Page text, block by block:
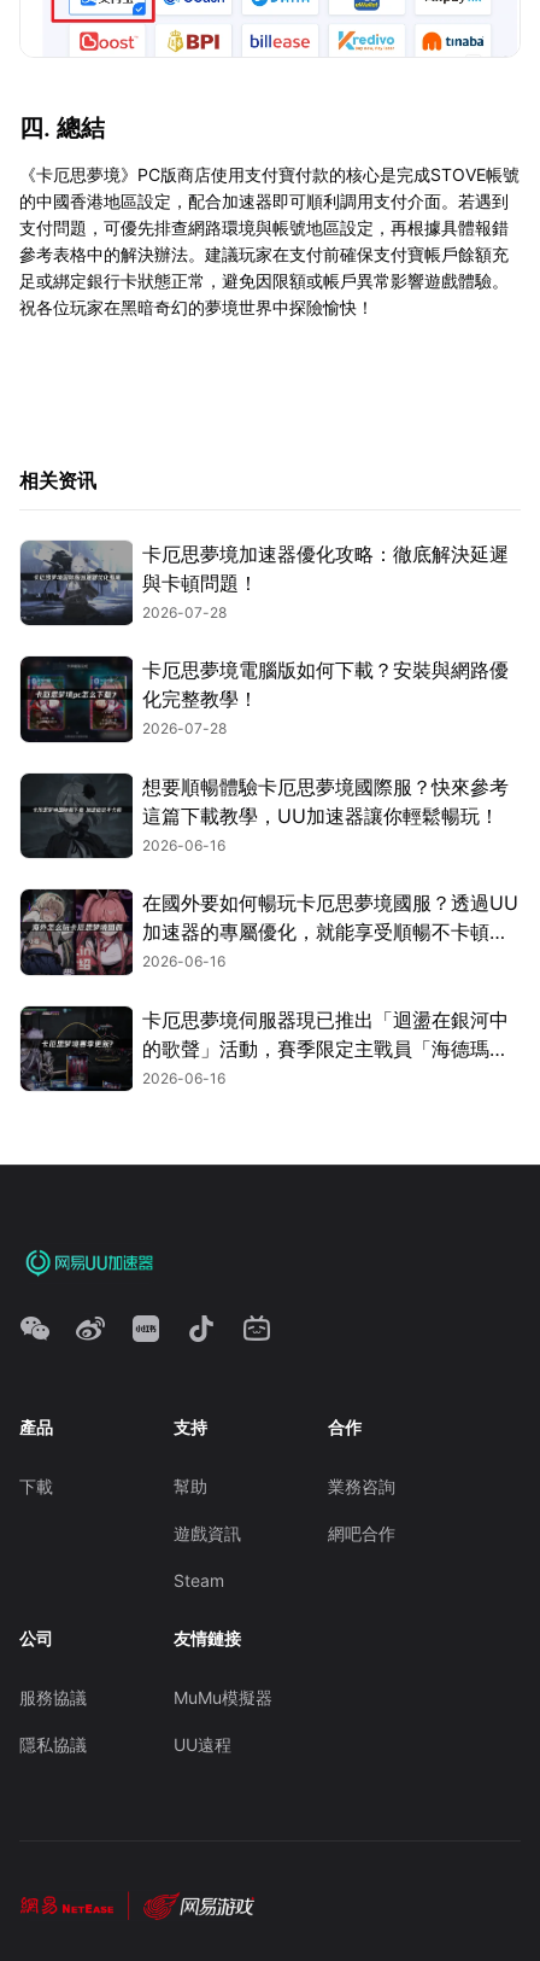
四. 總結
《卡厄思夢境》PC版商店使用支付寶付款的核心是完成STOVE帳號
的中國香港地區設定，配合加速器即可順利調用支付介面。若遇到
支付問題，可優先排查網路環境與帳號地區設定，再根據具體報錯
參考表格中的解決辦法。建議玩家在支付前確保支付寶帳戶餘額充
足或綁定銀行卡狀態正常，避免因限額或帳戶異常影響遊戲體驗。
祝各位玩家在黑暗奇幻的夢境世界中探險愉快！
相关资讯
卡厄思夢境加速器優化攻略：徹底解決延遲
與卡頓問題！
2026-07-28
卡厄思夢境電腦版如何下載？安裝與網路優
化完整教學！
2026-07-28
想要順暢體驗卡厄思夢境國際服？快來參考
這篇下載教學，UU加速器讓你輕鬆暢玩！
2026-06-16
在國外要如何暢玩卡厄思夢境國服？透過UU
加速器的專屬優化，就能享受順暢不卡頓的
遊玩體驗！
2026-06-16
卡厄思夢境伺服器現已推出「迴盪在銀河中
的歌聲」活動，賽季限定主戰員「海德瑪
麗」同步登場！
2026-06-16
產品
下載
支持
幫助
遊戲資訊
Steam
合作
業務咨詢
網吧合作
公司
服務協議
隱私協議
友情鏈接
MuMu模擬器
UU遠程